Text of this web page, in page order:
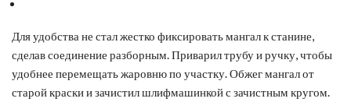
Для удобства не стал жестко фиксировать мангал к станине,
сделав соединение разборным. Приварил трубу и ручку, чтобы
удобнее перемещать жаровню по участку. Обжег мангал от
старой краски и зачистил шлифмашинкой с зачистным кругом.